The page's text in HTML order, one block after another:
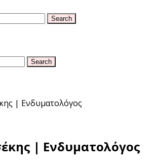
| Ενδυματολόγος
| Ενδυματολόγος